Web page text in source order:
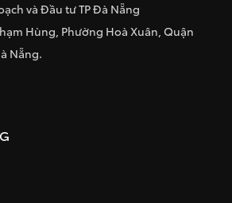
và Đầu tư TP Đà Nẵng
Hùng, Phường Hoà Xuân, Quận
Nẵng.